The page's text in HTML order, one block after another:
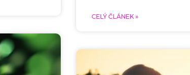
CELÝ ČLÁNEK »